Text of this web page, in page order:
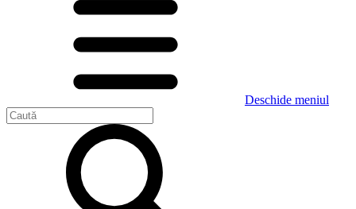
Deschide meniul